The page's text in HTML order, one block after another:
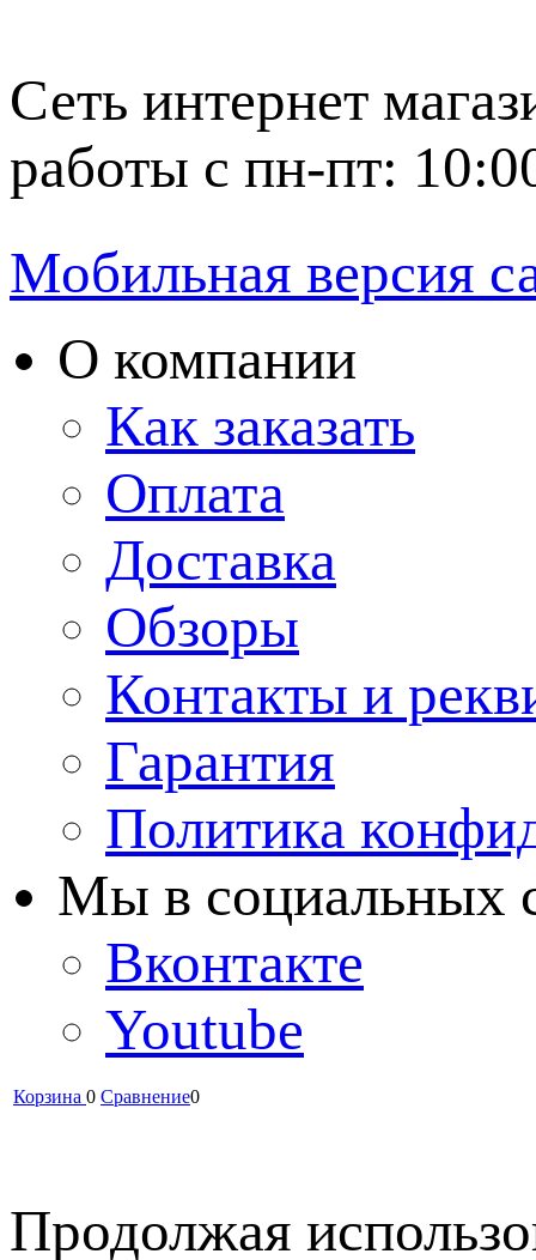
Сеть интернет
работы с пн-пт:
Мобильная версия
О компании
Как заказать
Оплата
Доставка
Обзоры
Контакты и
Гарантия
Политика
Мы в cоциальных
Вконтакте
Youtube
Корзина 0 Сравнение0
Продолжая